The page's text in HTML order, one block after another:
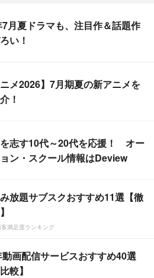
月夏ドラマも、注目作＆話題作
い！
ニメ2026】7月期夏の新アニメを
！
志す10代～20代を応援！ オー
ン・スクール情報はDeview
放題サブスクおすすめ11選【徹
満足度ランキング
画配信サービスおすすめ40選
較】